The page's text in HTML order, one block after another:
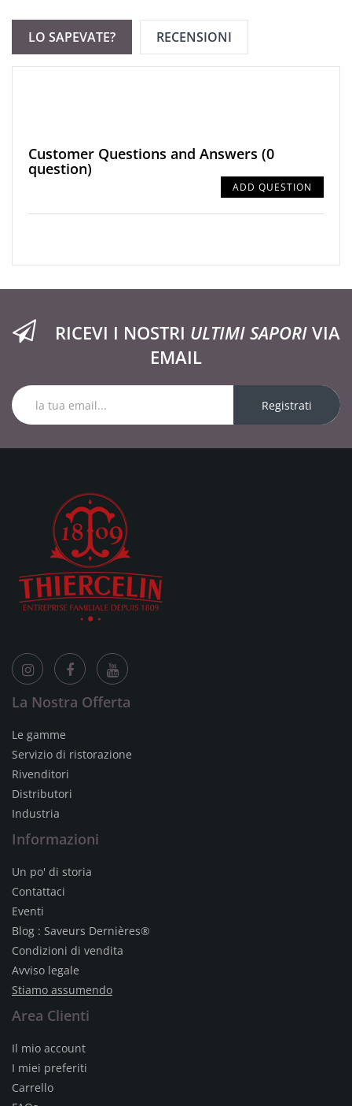
LO SAPEVATE? RECENSIONI
Customer Questions and Answers (0
question)
ADD QUESTION
RICEVI I NOSTRI ULTIMI SAPORIVIA
EMAIL
Registrati
La Nostra Offerta
Le gamme
Servizio di ristorazione
Rivenditori
Distributori
Industria
Informazioni
Un po' di storia
Contattaci
Eventi
Blog : Saveurs Dernières®
Condizioni di vendita
Avviso legale
Stiamo assumendo
Area Clienti
Il mio account
I miei preferiti
Carrello